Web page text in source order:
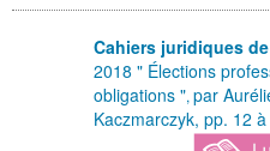
Cahiers juridiques
2018 " Élections
obligations ", par
Kaczmarczyk, pp. 12